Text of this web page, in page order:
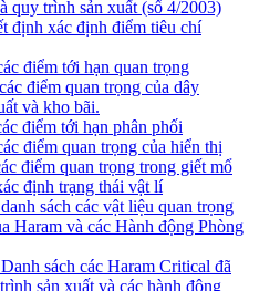
quy trình sản xuất (số 4/2003)
định xác định điểm tiêu chí
điểm tới hạn quan trọng
điểm quan trọng của dây
và kho bãi.
điểm tới hạn phân phối
điểm quan trọng của hiển thị
điểm quan trọng trong giết mổ
định trạng thái vật lí
sách các vật liệu quan trọng
Haram và các Hành động Phòng
sách các Haram Critical đã
sản xuất và các hành động